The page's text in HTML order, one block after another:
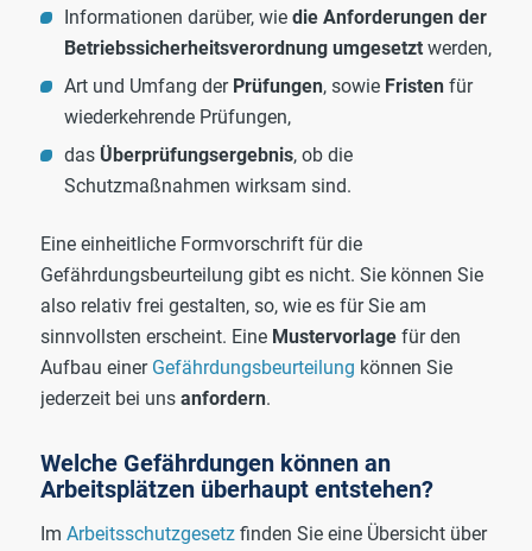
Informationen darüber, wie die Anforderungen der
Betriebssicherheitsverordnung umgesetztwerden,
Art und Umfang der Prüfungen, sowie Fristenfür
wiederkehrende Prüfungen,
das Überprüfungsergebnis, ob die
Schutzmaßnahmen wirksam sind.
Eine einheitliche Formvorschrift für die
Gefährdungsbeurteilung gibt es nicht. Sie können Sie
also relativ frei gestalten, so, wie es für Sie am
sinnvollsten erscheint. Eine Mustervorlagefür den
Aufbau einer Gefährdungsbeurteilung können Sie
jederzeit bei uns anfordern.
Welche Gefährdungen können an
Arbeitsplätzen überhaupt entstehen?
Im Arbeitsschutzgesetzfinden Sie eine Übersicht über